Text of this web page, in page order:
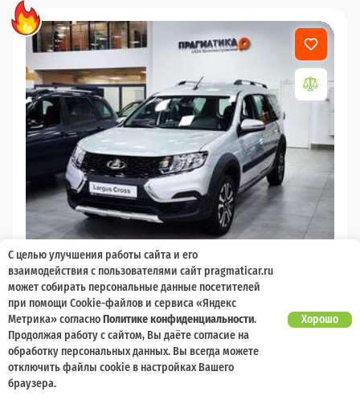
LADA Largus
2026
Есть предложение?
Улучшим! Ваш кешбек 10 000 баллов
2 017 000 ₽
1 477 600₽
С целью улучшения работы сайта и его
взаимодействия с пользователями сайт pragmaticar.ru
может собирать персональные данные посетителей
при помощи Cookie-файлов и сервиса «Яндекс
Метрика» согласноПолитике конфиденциальности.
Продолжая работу с сайтом, Вы даёте согласие на
обработку персональных данных. Вы всегда можете
отключить файлы cookie в настройках Вашего
браузера.
Хорошо